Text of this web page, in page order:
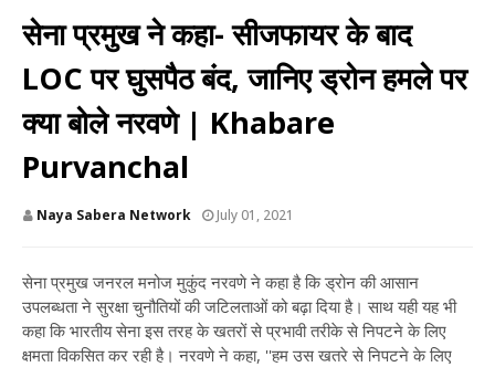
सेना प्रमुख ने कहा- सीजफायर के बाद
LOC पर घुसपैठ बंद, जानिए ड्रोन हमले पर
क्या बोले नरवणे | Khabare
Purvanchal
Naya Sabera Network July 01, 2021
सेना प्रमुख जनरल मनोज मुकुंद नरवणे ने कहा है कि ड्रोन की आसान
उपलब्धता ने सुरक्षा चुनौतियों की जटिलताओं को बढ़ा दिया है। साथ यही यह भी
कहा कि भारतीय सेना इस तरह के खतरों से प्रभावी तरीके से निपटने के लिए
क्षमता विकसित कर रही है। नरवणे ने कहा, ''हम उस खतरे से निपटने के लिए